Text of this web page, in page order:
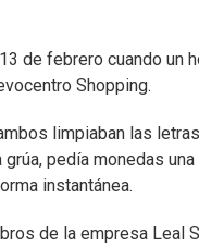
de febrero cuando un
Shopping.
limpiaban las
pedía monedas
instantánea.
de la empresa Leal